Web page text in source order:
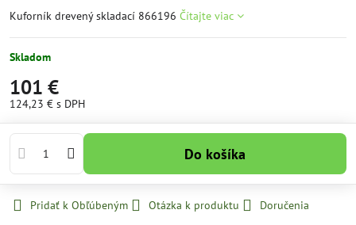
Kuforník drevený skladací 866196 Čítajte viac
Skladom
101 €
124,23 € s DPH
Do košíka
Pridať k Obľúbeným Otázka k produktu Doručenia